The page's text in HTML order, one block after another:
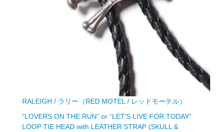
RALEIGH / ラリー（RED MOTEL / レッドモーテル）
“LOVERS ON THE RUN” or “LET’S LIVE FOR TODAY”
LOOP TIE HEAD with LEATHER STRAP (SKULL &